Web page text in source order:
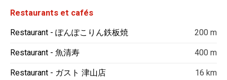
Restaurants et cafés
Restaurant - ぽんぽこりん鉄板焼
200 m
Restaurant - 魚清寿
400 m
Restaurant - ガスト 津山店
16 km